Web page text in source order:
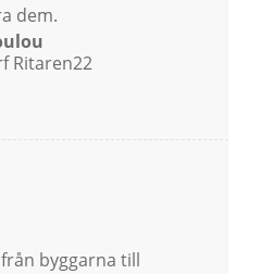
dem.
Ritaren22
byggarna till